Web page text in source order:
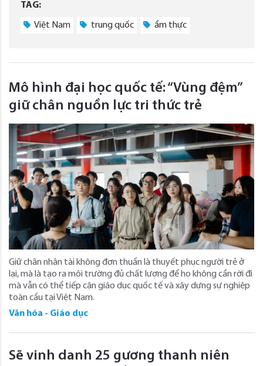
TAG:
Việt Nam trung quốc ẩm thực
Mô hình đại học quốc tế: “Vùng đệm”
giữ chân nguồn lực tri thức trẻ
Giữ chân nhân tài không đơn thuần là thuyết phục người trẻ ở
lại, mà là tạo ra môi trường đủ chất lượng để họ không cần rời đi
mà vẫn có thể tiếp cận giáo dục quốc tế và xây dựng sự nghiệp
toàn cầu tại Việt Nam.
Văn hóa - Giáo dục
Sẽ vinh danh 25 gương thanh niên